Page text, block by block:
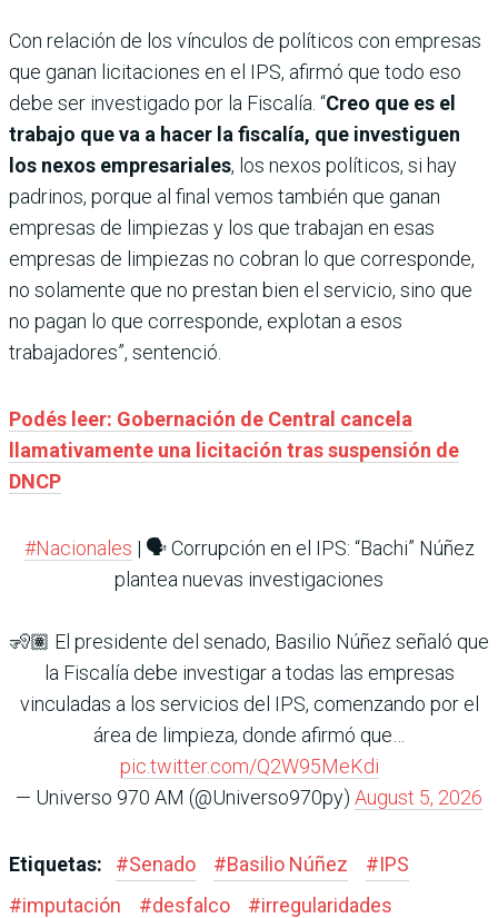
Con relación de los vínculos de políticos con empresas
que ganan licitaciones en el IPS, afirmó que todo eso
debe ser investigado por la Fiscalía. “Creo que es el
trabajo que va a hacer la fiscalía, que investiguen
los nexos empresariales, los nexos políticos, si hay
padrinos, porque al final vemos también que ganan
empresas de limpiezas y los que trabajan en esas
empresas de limpiezas no cobran lo que corresponde,
no solamente que no prestan bien el servicio, sino que
no pagan lo que corresponde, explotan a esos
trabajadores”, sentenció.
Podés leer: Gobernación de Central cancela
llamativamente una licitación tras suspensión de
DNCP
#Nacionales | 🗣️ Corrupción en el IPS: “Bachi” Núñez
plantea nuevas investigaciones
🧏🏽 El presidente del senado, Basilio Núñez señaló que
la Fiscalía debe investigar a todas las empresas
vinculadas a los servicios del IPS, comenzando por el
área de limpieza, donde afirmó que…
pic.twitter.com/Q2W95MeKdi
— Universo 970 AM (@Universo970py) August 5, 2026
Etiquetas: #Senado #Basilio Núñez #IPS
#imputación #desfalco #irregularidades